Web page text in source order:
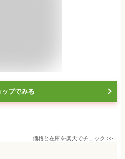
ップでみる
価格と在庫を楽天でチェック >>